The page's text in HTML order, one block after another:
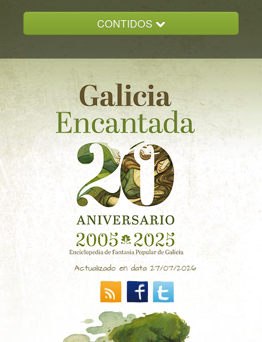
CONTIDOS
GALICIA ENCANTADA
DOCUMENTACION
NOVAS
CONTACTO
Actualizado en data 27/07/2026